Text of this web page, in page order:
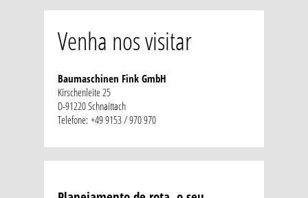
Venha nos visitar
Baumaschinen Fink GmbH
Kirschenleite 25
D-91220 Schnaittach
Telefone: +49 9153 / 970 970